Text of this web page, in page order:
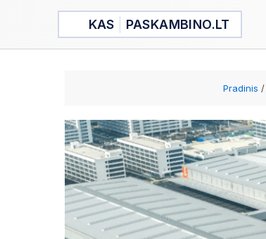
KAS PASKAMBINO.LT
Pradinis